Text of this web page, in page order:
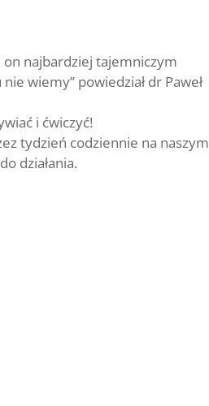
on najbardziej tajemniczym
wiemy” powiedział dr Paweł
i ćwiczyć!
tydzień codziennie na naszym
działania.